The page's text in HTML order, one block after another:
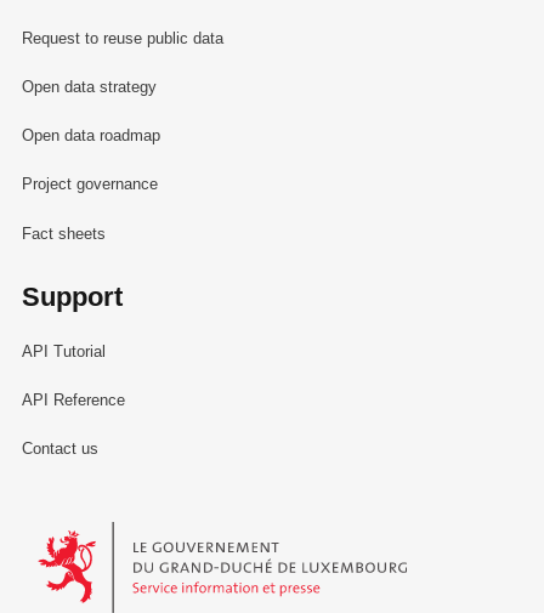
Request to reuse public data
Open data strategy
Open data roadmap
Project governance
Fact sheets
Support
API Tutorial
API Reference
Contact us
Le Gouvernement du Grand-Duché de Luxembourg - Service